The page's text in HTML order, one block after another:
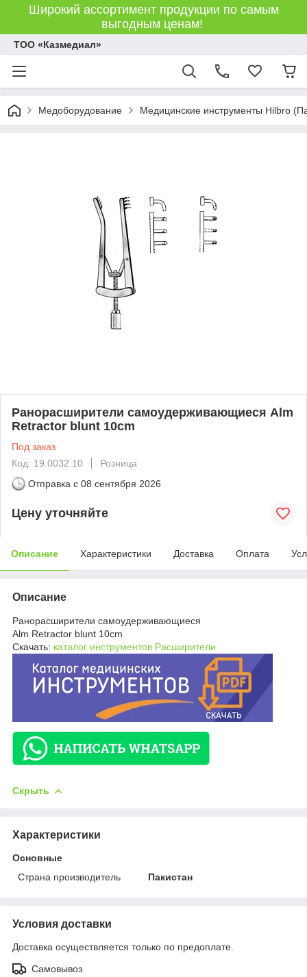
Широкий ассортимент продукции по самым
выгодным ценам!
ТОО «Казмедиал»
Медоборудование Медицинские инструменты Hilbro
Ранорасширители самоудерживающиеся Alm
Retractor blunt 10cm
Под заказ
Код: 19.0032.10
Розница
Отправка с 08 сентября 2026
Цену уточняйте
Описание Характеристики Доставка Оплата
Описание
Ранорасширители самоудерживающиеся
Alm Retractor blunt 10cm
Скачать: каталог инструментов Расширители
Скрыть
Характеристики
Основные
Страна производитель
Пакистан
Условия доставки
Доставка осуществляется только по предоплате.
Самовывоз